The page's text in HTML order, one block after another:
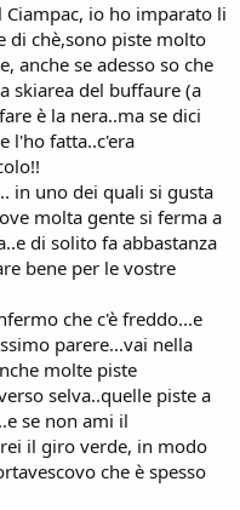
io ho imparato li
di chè,sono piste molto
anche se adesso so che
skiarea del buffaure (a
è la nera..ma se dici
l'ho fatta..c'era
in uno dei quali si gusta
molta gente si ferma a
di solito fa abbastanza
bene per le vostre
che c'è freddo...e
parere...vai nella
molte piste
selva..quelle piste a
se non ami il
il giro verde, in modo
che è spesso